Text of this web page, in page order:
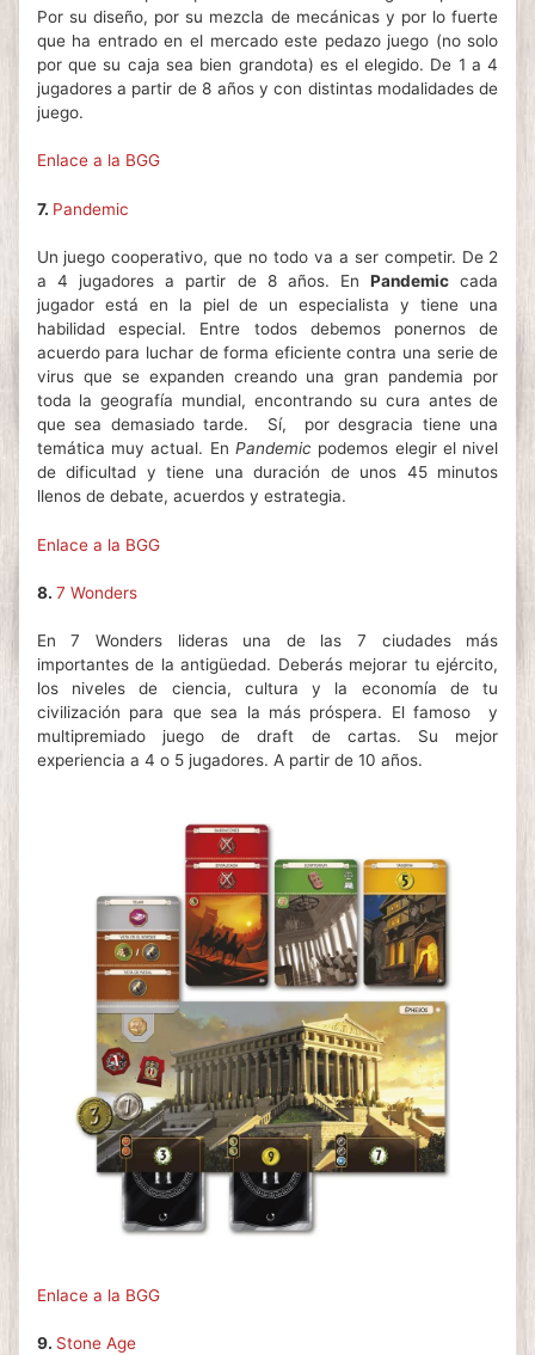
Por su diseño, por su mezcla de mecánicas y por lo fuerte
que ha entrado en el mercado este pedazo juego (no solo
por que su caja sea bien grandota) es el elegido. De 1 a 4
jugadores a partir de 8 años y con distintas modalidades de
juego.
Enlace a la BGG
7. Pandemic
Un juego cooperativo, que no todo va a ser competir. De 2
a 4 jugadores a partir de 8 años. EnPandemic cada
jugador está en la piel de un especialista y tiene una
habilidad especial. Entre todos debemos ponernos de
acuerdo para luchar de forma eficiente contra una serie de
virus que se expanden creando una gran pandemia por
toda la geografía mundial, encontrando su cura antes de
que sea demasiado tarde.
Sí,
por desgracia tiene una
temática muy actual. En Pandemic podemos elegir el nivel
de dificultad y tiene una duración de unos 45 minutos
llenos de debate, acuerdos y estrategia.
Enlace a la BGG
8. 7 Wonders
En 7 Wonders lideras una de las 7 ciudades más
importantes de la antigüedad. Deberás mejorar tu ejército,
los niveles de ciencia, cultura y la economía de tu
civilización para que sea la más próspera. El famoso
y
multipremiado juego de draft de cartas. Su mejor
experiencia a 4 o 5 jugadores. A partir de 10 años.
Enlace a la BGG
9. Stone Age